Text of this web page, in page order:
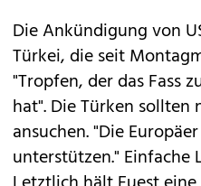
Die Ankündigung von
Türkei, die seit
"Tropfen, der das Fass
hat". Die Türken sollten
ansuchen. "Die
unterstützen." Einfache